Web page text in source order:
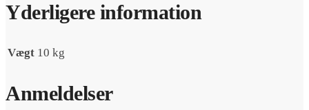
Yderligere information
Vægt 10 kg
Anmeldelser